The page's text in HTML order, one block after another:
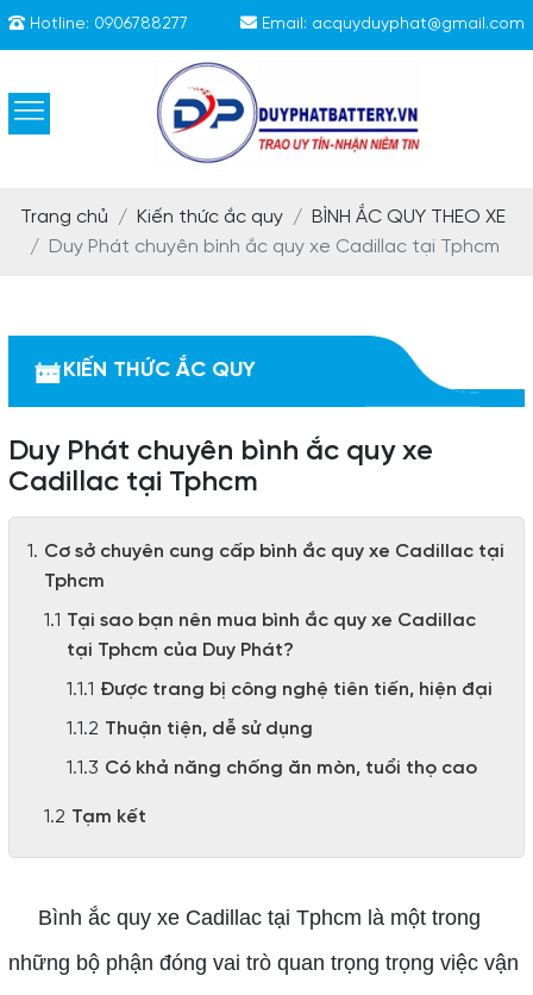
Hotline: 0906788277 Email: acquyduyphat@gmail.com
Trang chủ Kiến thức ắc quy
BÌNH ẮC QUY THEO XE
Duy Phát chuyên bình ắc quy xe Cadillac tại Tphcm
KIẾN THỨC ẮC QUY
Duy Phát chuyên bình ắc quy xe
Cadillac tại Tphcm
Cơ sở chuyên cung cấp bình ắc quy xe Cadillac tại
Tphcm
Tại sao bạn nên mua bình ắc quy xe Cadillac
tại Tphcm của Duy Phát?
Được trang bị công nghệ tiên tiến, hiện đại
Thuận tiện, dễ sử dụng
Có khả năng chống ăn mòn, tuổi thọ cao
Tạm kết
Bình ắc quy xe Cadillac tại Tphcm là một trong
những bộ phận đóng vai trò quan trọng trọng việc vận